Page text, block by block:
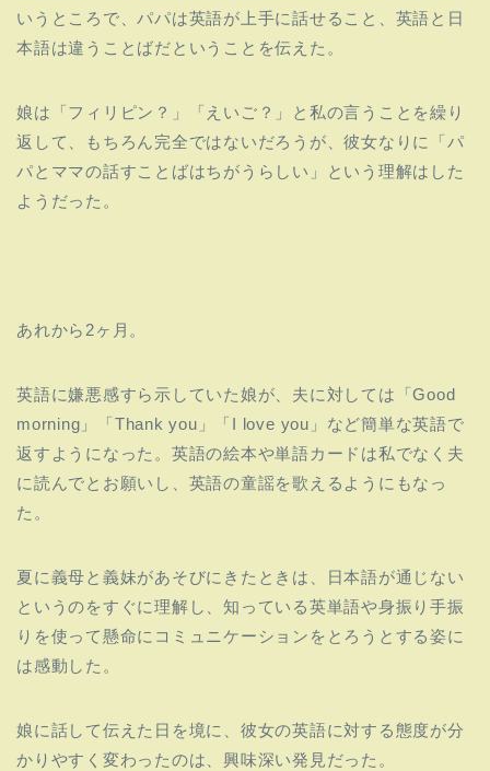
いうところで、パパは英語が上手に話せること、 英語と日
本語は違うことばだということを伝えた。
娘は「フィリピン？」「えいご？」と私の言うことを繰り
返して、
もちろん完全ではないだろうが、彼女なりに「パ
パとママの話すことばはちがうらしい」
という理解はした
ようだった。
あれから2ヶ月。
英語に嫌悪感すら示していた娘が、夫に対しては「Good
morning」
「Thank you」「I love you」など簡単な英語で
返すようになった。 英語の絵本や単語カードは私でなく夫
に読んでとお願いし、 英語の童謡を歌えるようにもなっ
た。
夏に義母と義妹があそびにきたときは、
日本語が通じない
というのをすぐに理解し、知っている英単語や身振り手振
りを使って懸命にコミュニケーショ ンをとろうとする姿に
は感動した。
娘に話して伝えた日を境に、彼女の英語に対する態度が分
かりやすく変わったのは、興味深い発見だった。